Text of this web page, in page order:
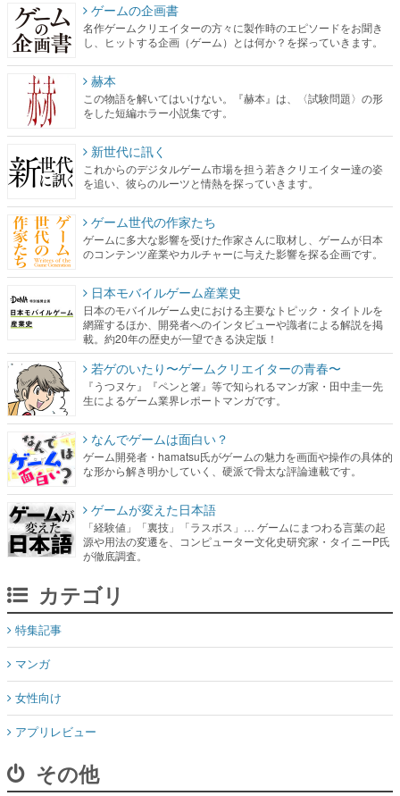
ゲームの企画書
名作ゲームクリエイターの方々に製作時のエピソードをお聞き
し、ヒットする企画（ゲーム）とは何か？を探っていきます。
赫本
この物語を解いてはいけない。『赫本』は、〈試験問題〉の形
をした短編ホラー小説集です。
新世代に訊く
これからのデジタルゲーム市場を担う若きクリエイター達の姿
を追い、彼らのルーツと情熱を探っていきます。
ゲーム世代の作家たち
ゲームに多大な影響を受けた作家さんに取材し、ゲームが日本
のコンテンツ産業やカルチャーに与えた影響を探る企画です。
日本モバイルゲーム産業史
日本のモバイルゲーム史における主要なトピック・タイトルを
網羅するほか、開発者へのインタビューや識者による解説を掲
載。約20年の歴史が一望できる決定版！
若ゲのいたり〜ゲームクリエイターの青春〜
『うつヌケ』『ペンと箸』等で知られるマンガ家・田中圭一先
生によるゲーム業界レポートマンガです。
なんでゲームは面白い？
ゲーム開発者・hamatsu氏がゲームの魅力を画面や操作の具体的
な形から解き明かしていく、硬派で骨太な評論連載です。
ゲームが変えた日本語
「経験値」「裏技」「ラスボス」… ゲームにまつわる言葉の起
源や用法の変遷を、コンピューター文化史研究家・タイニーP氏
が徹底調査。
カテゴリ
特集記事
マンガ
女性向け
アプリレビュー
その他